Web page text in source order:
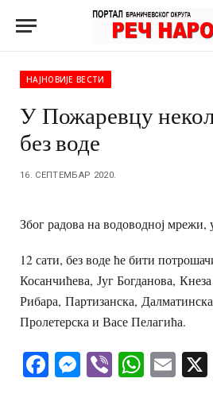
НАЈНОВИЈЕ ВЕСТИ
У Пожаревцу
без воде
16. СЕПТЕМБАР 2020.
Због радова на водоводној мрежи,
12 сати, без воде ће бити
Косанчићева, Југ Богданова,
Рибара, Партизанска, Далматинска
Пролетерска и Васе Пелагића.
Facebook
Messenger
Viber